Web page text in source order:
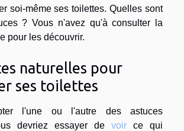
soi-même ses toilettes. Quelles sont
? Vous n'avez qu'à consulter la
pour les découvrir.
naturelles pour
ses toilettes
l'une ou l'autre des astuces
devriez essayer de voir ce qui